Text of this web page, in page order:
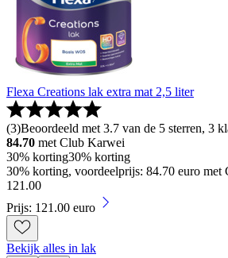
Flexa Creations lak extra mat 2,5 liter
(3)Beoordeeld met 3.7 van de 5 sterren, 3
84.70 met Club Karwei
30% korting30% korting
30% korting, voordeelprijs: 84.70 euro met
121 .00
Prijs: 121.00 euro
Bekijk alles in lak